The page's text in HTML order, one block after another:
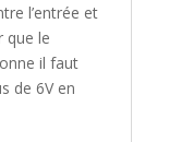
l’entrée et
que le
il faut
de 6V en